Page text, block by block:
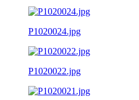
P1020024.jpg
P1020022.jpg